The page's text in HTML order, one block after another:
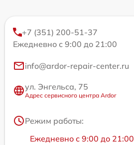
+7 (351) 200-51-37
Ежедневно с 9:00 до 21:00
info@ardor-repair-center.ru
ул. Энгельса, 75
Адрес сервисного центра Ardor
Режим работы:
Ежедневно с 9:00 до 21:00